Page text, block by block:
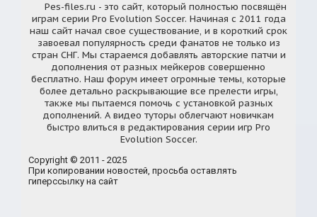
Pes-files.ru - это сайт, который полностью посвящён
играм серии Pro Evolution Soccer. Начиная с 2011 года
наш сайт начал свое существование, и в короткий срок
завоевал популярность среди фанатов не только из
стран СНГ. Мы стараемся добавлять авторские патчи и
дополнения от разных мейкеров совершенно
бесплатно. Наш форум имеет огромные темы, которые
более детально раскрывающие все прелести игры,
также мы пытаемся помочь с установкой разных
дополнений. А видео туторы облегчают новичкам
быстро влиться в редактирования серии игр Pro
Evolution Soccer.
Copyright © 2011 - 2025
При копировании новостей, просьба оставлять
гиперссылку на сайт